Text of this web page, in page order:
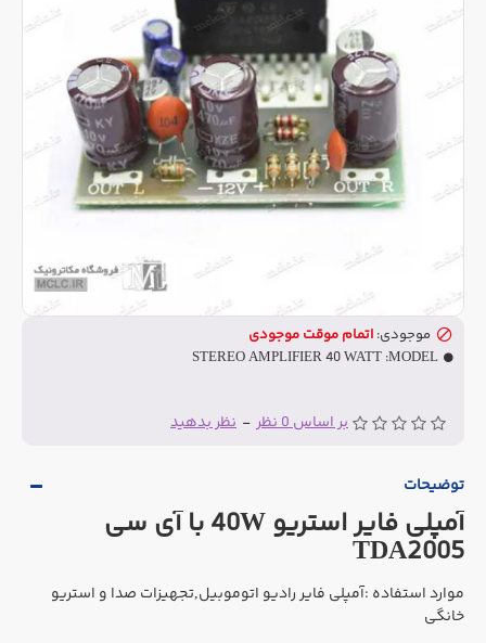
بر اساس 0 نظر - نظر بدهید
موجودی: اتمام موقت موجودی
MODEL:
STEREO AMPLIFIER 40 WATT
توضیحات
آمپلی فایر استریو 40W با آی سی
TDA2005
موارد استفاده :آمپلی فایر رادیو اتوموبیل,تجهیزات صدا و استریو
خانگی